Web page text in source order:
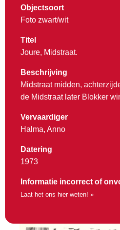
Objectsoort
Foto zwart/wit
Titel
Joure, Midstraat.
Beschrijving
Midstraat midden,
de Midstraat later Blokker
Vervaardiger
Halma, Anno
Datering
1973
Informatie incorrect of
Laat het ons hier weten! »